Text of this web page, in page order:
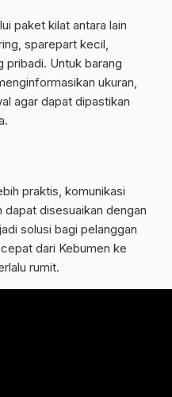
paket kilat antara lain
sparepart kecil,
pribadi. Untuk barang
ukuran,
agar dapat dipastikan
praktis, komunikasi
disesuaikan dengan
solusi bagi pelanggan
dari Kebumen ke
rumit.